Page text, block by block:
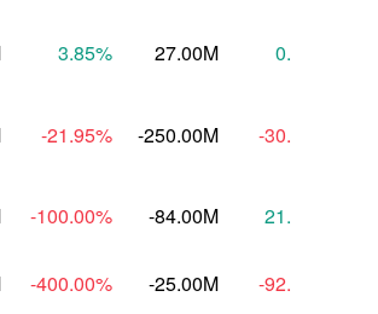
3.85% 27.00M 0.00
-21.95% -250.00M -30.56
-100.00% -84.00M 21.47
-400.00% -25.00M -92.11